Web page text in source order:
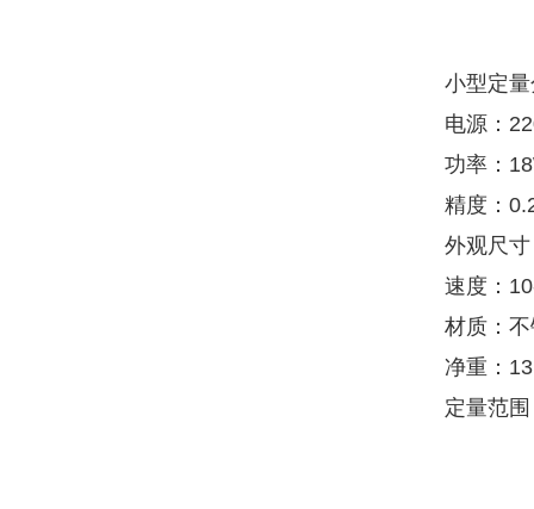
小型定
电源：
功率：
精度：
外观尺
速度：
材质：
净重：
定量范